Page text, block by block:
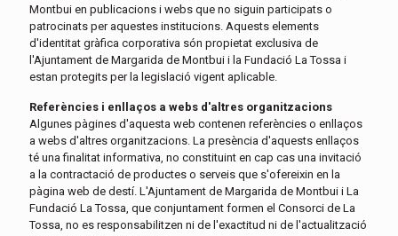
Montbui en publicacions i webs que no siguin participats o
patrocinats per aquestes institucions. Aquests elements
d'identitat gràfica corporativa són propietat exclusiva de
l'Ajuntament de Margarida de Montbui i la Fundació La Tossa i
estan protegits per la legislació vigent aplicable.
Referències i enllaços a webs d'altres organitzacions
Algunes pàgines d'aquesta web contenen referències o enllaços
a webs d'altres organitzacions. La presència d'aquests enllaços
té una finalitat informativa, no constituint en cap cas una invitació
a la contractació de productes o serveis que s'ofereixin en la
pàgina web de destí. L'Ajuntament de Margarida de Montbui i La
Fundació La Tossa, que conjuntament formen el Consorci de La
Tossa, no es responsabilitzen ni de l'exactitud ni de l'actualització